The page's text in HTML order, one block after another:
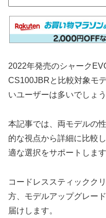
2022年発売のシャーク
CS100JBRと比較対象モ
いユーザーは多いでしょう
本記事では、両モデルの
的な視点から詳細に比較
適な選択をサポートします
コードレススティックク
方、モデルアップグレー
届けします。